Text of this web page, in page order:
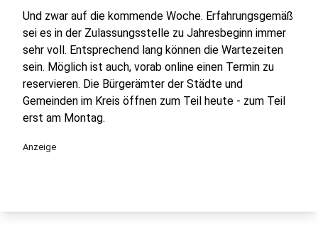
Und zwar auf die kommende Woche. Erfahrungsgemäß
sei es in der Zulassungsstelle zu Jahresbeginn immer
sehr voll. Entsprechend lang können die Wartezeiten
sein. Möglich ist auch, vorab online einen Termin zu
reservieren. Die Bürgerämter der Städte und
Gemeinden im Kreis öffnen zum Teil heute - zum Teil
erst am Montag.
Anzeige